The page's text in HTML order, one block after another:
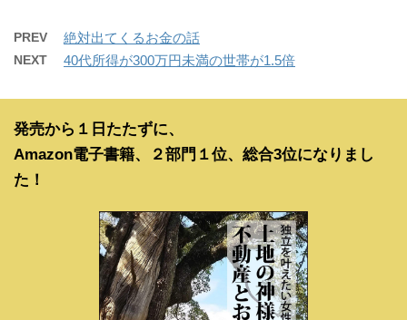
PREV 絶対出てくるお金の話
NEXT 40代所得が300万円未満の世帯が1.5倍
発売から１日たたずに、
Amazon電子書籍、２部門１位、総合3位になりまし
た！